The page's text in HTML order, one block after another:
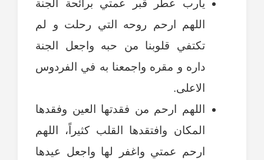
يارب عطّر قبر عمتي برائحة الجنة
اللهم ارحم روحه التي رحلت و لم
تكتفي قلوبنا من حبه واجعل الجنة
داره و مقره واجمعنا به في الفردوس
الاعلى.
اللهم ارحم من فقدتها العين وفقدها
المكان وافتقدها القلب كثيراً، اللهم
ارحم عمتي واغفر لها واجعل عيدها